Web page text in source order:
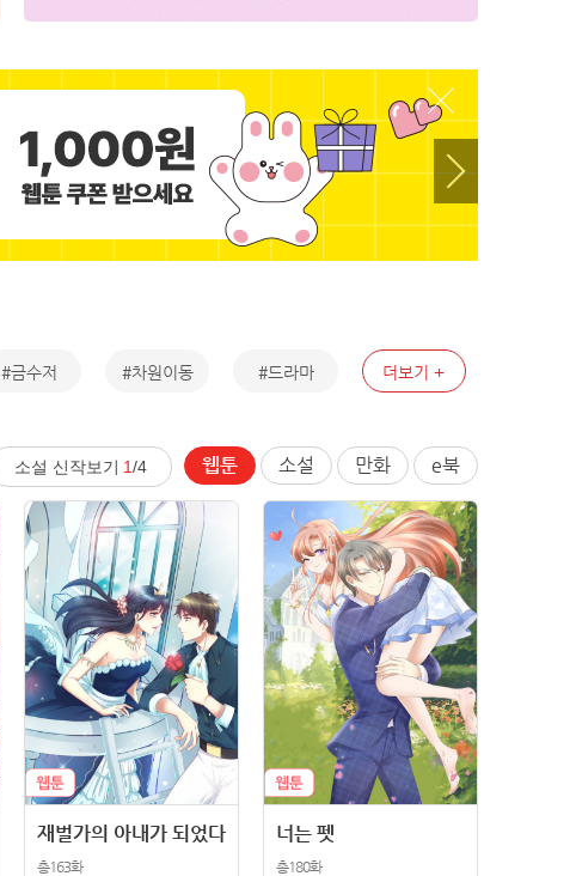
#금수저 #차원이동 #드라마 더보기
소설 신작보기 1/4 웹툰 소설 만화 e북
재벌가의 아내가 되었다
총163화
너는 펫
총180화